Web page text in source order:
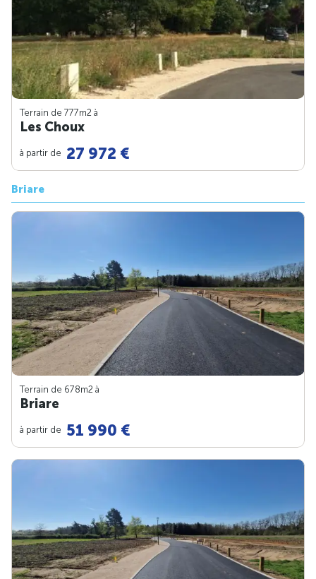
Terrain de 777m2 à
Les Choux
à partir de 27 972 €
Briare
Terrain de 678m2 à
Briare
à partir de 51 990 €